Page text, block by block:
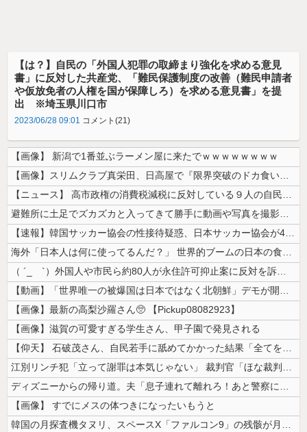
【は？】自民の「外国人犯罪の取締まり強化を求める意見
書」に反対した共産党、「難民保護制度の改善（難民申請者
や仮放免者の人権を国が保障しろ）を求める意見書」を提
出 ※埼玉県川口市
2023/06/28 09:01 コメント(21)
【画像】 新潟で1番並ぶラーメン屋に来たでｗｗｗｗｗｗｗｗ
【画像】スリムクラブ真栄田、日高屋で『限界突破のドカ食い』を披露するｗ...
【ニュース】 高市政権の消費税減税に反対している９人の自民党議員が全て...
避難所に土足でズカズカと入ってきて勝手に動画や写真を撮影したメディア取...
【速報】韓国サッカー協会の性接待疑惑、日本サッカー協会が4人の日本人審...
海外「日本人は何に使ってるんだ？」 世界的ブームの日本の食品、買ってみ...
（ ´_ゝ`）外国人や市民ら約80人が永住許可抑止案に反対を訴え「選別...
【動画】「世界唯一の被爆国は日本ではなく北朝鮮」デモが開催される
【画像】最新の高梨沙羅さん🥺 【Pickup08082923】
【画像】滋賀の可愛すぎる学生さん、甲子園で発見される
【仰天】 石破茂さん、自民若手に舐めてかかった結果「全てを失うｗｗｗｗ...
江別リンチ犯「立って謝罪は本気じゃない」 裁判官「ほな裁判で土下座して...
ディズニーからの帰り道。夫「息子連れて離れろ！あと警察に通報！」私「助...
【画像】 すでにメスの体つきになったいもうと
韓国の月探査機タヌリ、スペースX「ファルコン9」の残骸が月面に衝突する...